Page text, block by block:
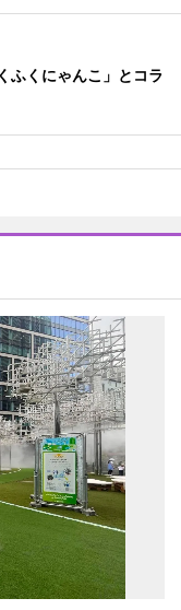
ふくにゃんこ」とコラ